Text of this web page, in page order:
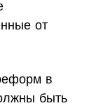
от
в
быть